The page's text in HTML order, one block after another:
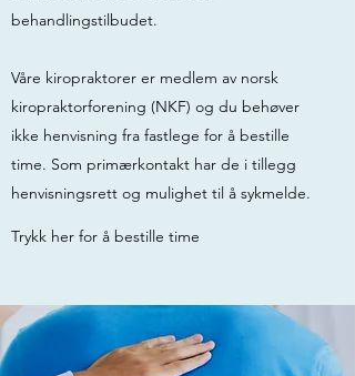
behandlingstilbudet.
Våre kiropraktorer er medlem av norsk
kiropraktorforening (NKF) og du behøver
ikke henvisning fra fastlege for å bestille
time. Som primærkontakt har de i tillegg
henvisningsrett og mulighet til å sykmelde.
Trykk her for å bestille time